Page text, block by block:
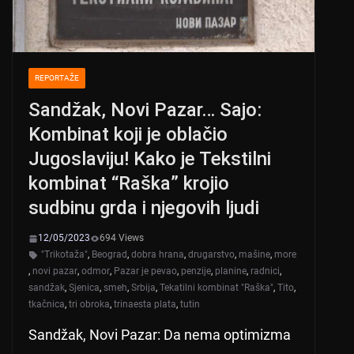
REPORTAŽE
Sandžak, Novi Pazar… Sajo:
Kombinat koji je oblačio
Jugoslaviju! Kako je Tekstilni
kombinat “Raška” krojio
sudbinu grda i njegovih ljudi
12/05/2023
694 Views
"Trikotaža", Beograd, dobra hrana, drugarstvo, mašine, more
, novi pazar, odmor, Pazar je pevao, penzije, planine, radnici,
sandžak, Sjenica, smeh, Srbija, Tekatilni kombinat "Raška", Tito,
tkačnica, tri obroka, trinaesta plata, tutin
Sandžak, Novi Pazar: Da nema optimizma